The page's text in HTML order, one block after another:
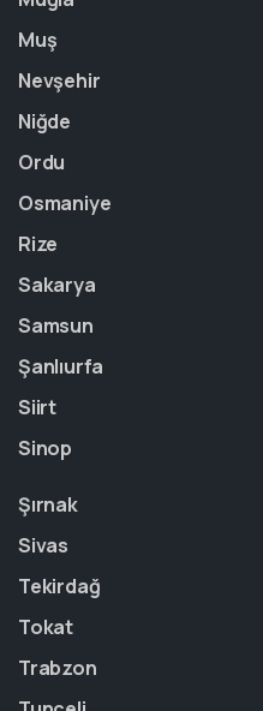
Muş
Nevşehir
Niğde
Ordu
Osmaniye
Rize
Sakarya
Samsun
Şanlıurfa
Siirt
Sinop
Şırnak
Sivas
Tekirdağ
Tokat
Trabzon